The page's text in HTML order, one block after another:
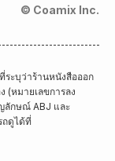
© Coamix Inc.
ะบุว่าร้านหนังสือออก
(หมายเลขการลง
ลักษณ์ ABJ และ
ถดูได้ที่